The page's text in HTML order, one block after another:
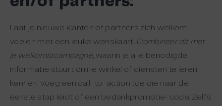
Laat je nieuwe klanten of partners zich welkom
voelen met een leuke wenskaart. Combineer dit met
je welkomstcampagne, waarin je alle benodigde
informatie stuurt om je winkel of diensten te leren
kennen. Voeg een call-to-action toe die naar de
eerste stap leidt of een bedankpromotie-code. Zelfs